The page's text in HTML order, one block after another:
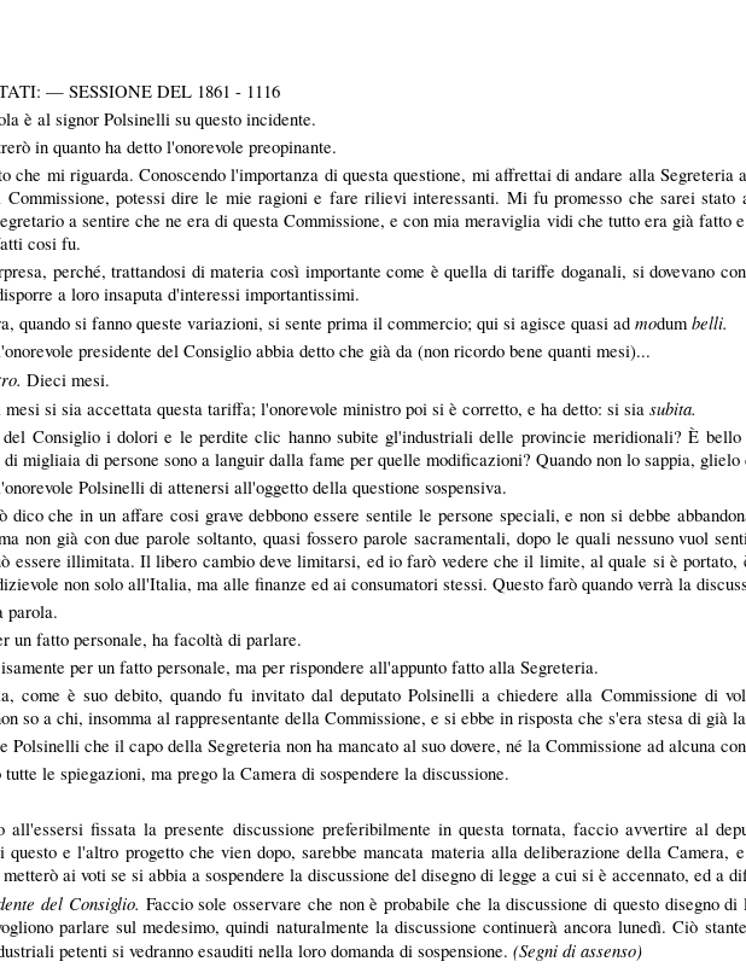
— SESSIONE DEL 1861 - 1116
è al signorPolsinellisu questo incidente.
in quanto ha detto l'onorevole preopinante.
che mi riguarda. Conoscendo l'importanza di questa questione, mi affrettai di andare alla Segreteria
Commissione, potessi dire le mie ragioni e fare rilievi interessanti. Mi fu promesso che sarei stato
a sentire che ne era di questa Commissione, e con mia meraviglia vidi che tutto era già fatto
cosi fu.
perché, trattandosi di materia così importante come è quella di tariffe doganali, si dovevano
a loro insaputa d'interessi importantissimi.
quando si fanno queste variazioni, si sente prima il commercio; qui si agisce quasi admodumbelli.
presidente del Consiglio abbia detto che già da (non ricordo bene quanti mesi)...
Dieci mesi.
mesi si sia accettata questa tariffa; l'onorevole ministro poi si è corretto, e ha detto: si siasubita.
Consiglio i dolori e le perdite clic hanno subite gl'industriali delle provincie meridionali? È
migliaia di persone sono a languir dalla fame per quelle modificazioni? Quando non lo sappia,
Polsinellidi attenersi all'oggetto della questione sospensiva.
dico che in un affare cosi grave debbono essere sentile le persone speciali, e non si debbe
non già con due parole soltanto, quasi fossero parole sacramentali, dopo le quali nessuno vuol
essere illimitata. Il libero cambio deve limitarsi, ed io farò vedere che il limite, al quale si è portato,
non solo all'Italia, ma alle finanze ed ai consumatori stessi. Questo farò quando verrà la
parola.
un fatto personale, ha facoltà di parlare.
per un fatto personale, ma per rispondere all'appunto fatto alla Segreteria.
come è suo debito, quando fu invitato dal deputato Polsinellia chiedere alla Commissione di
so a chi, insomma al rappresentante della Commissione, e si ebbe in risposta che s'era stesa di già
Polsinelliche il capo della Segreteria non ha mancato al suo dovere, né la Commissione ad alcuna
le spiegazioni, ma prego la Camera di sospendere la discussione.
all'essersi fissata la presente discussione preferibilmente in questa tornata, faccio avvertire al
e l'altro progetto che vien dopo, sarebbe mancata materia alla deliberazione della Camera,
ai voti se si abbia a sospendere la discussione del disegno di legge a cui si è accennato, ed a
del Consiglio. Faccio sole osservare che non è probabile che la discussione di questo disegno
parlare sul medesimo, quindi naturalmente la discussione continuerà ancora lunedì. Ciò
petenti si vedranno esauditi nella loro domanda di sospensione.(Segni di assenso)